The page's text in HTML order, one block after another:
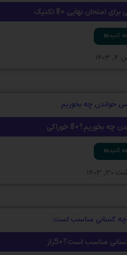
نهایی +8 تکنیک
کنید
بخوریم؟+8 خوراکی
کنید
۱۴۰۳
مناسب است؟+5راز